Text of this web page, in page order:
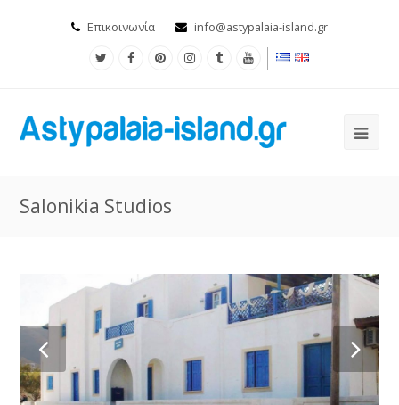
Επικοινωνία info@astypalaia-island.gr
Salonikia Studios